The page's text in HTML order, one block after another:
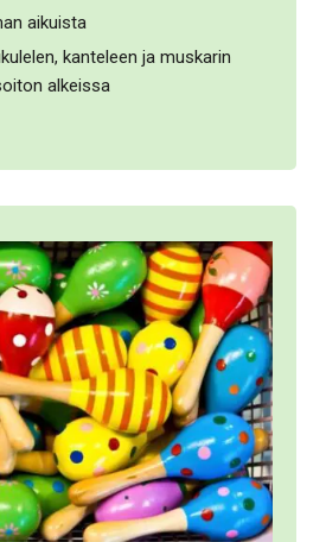
aikuista
kanteleen ja muskarin
alkeissa